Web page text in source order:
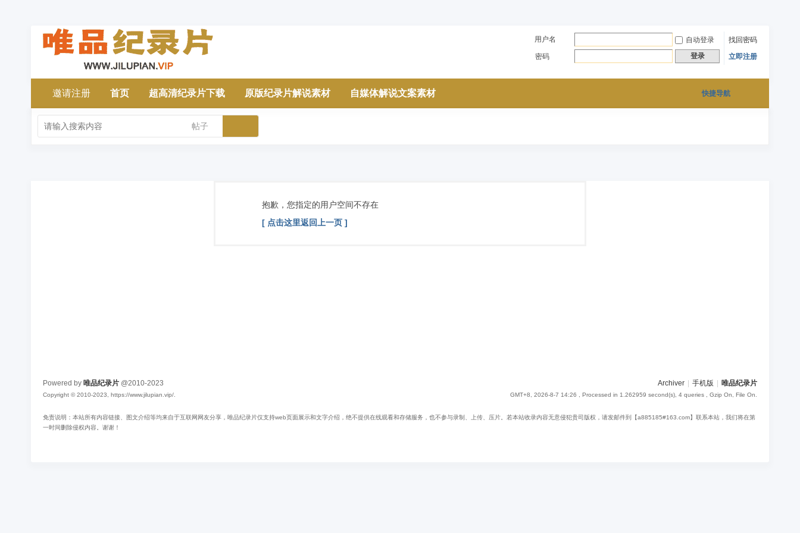
用户名 自动登录
找回密码
密码
登录 立即注册
快捷导航
邀请注册 首页 超高清纪录片下载 原版纪录片解说素材 自媒体解说文案素材
帖子
抱歉，您指定的用户空间不存在
[ 点击这里返回上一页 ]
Archiver 手机版 唯品纪录片
GMT+8, 2026-8-7 14:26 , Processed in 1.262959 second(s), 4 queries , Gzip On, File On.
Powered by 唯品纪录片 @2010-2023
Copyright © 2010-2023, https://www.jilupian.vip/.
免责说明：本站所有内容链接、图文介绍等均来自于互联网网友分享，唯品纪录片仅支持web页面展示和文字介绍，绝不提供在线观看和存储服务，也不参与录制、上传、压片。若本站收录内容无意侵犯贵司版权，请发邮件到【a885185#163.com】联系本站，我们将在第
一时间删除侵权内容。谢谢！